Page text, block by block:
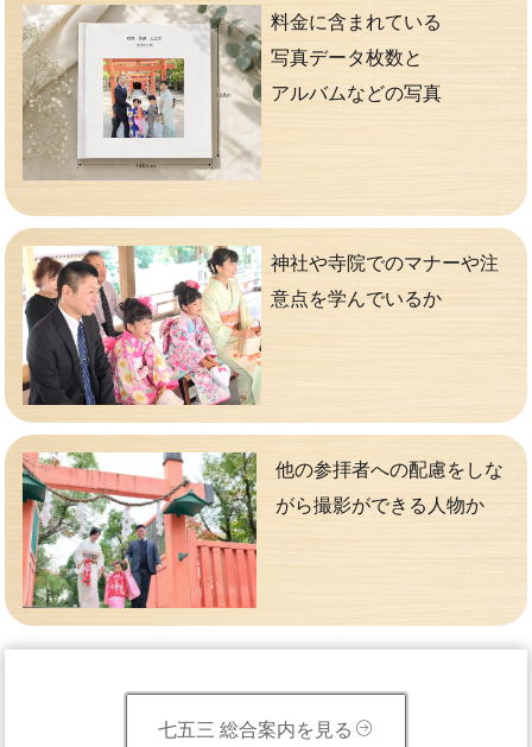
料金に含まれている
写真データ枚数と
アルバムなどの写真
神社や寺院でのマナーや注
意点を学んでいるか
他の参拝者への配慮をしな
がら撮影ができる人物か
七五三 総合案内を見る